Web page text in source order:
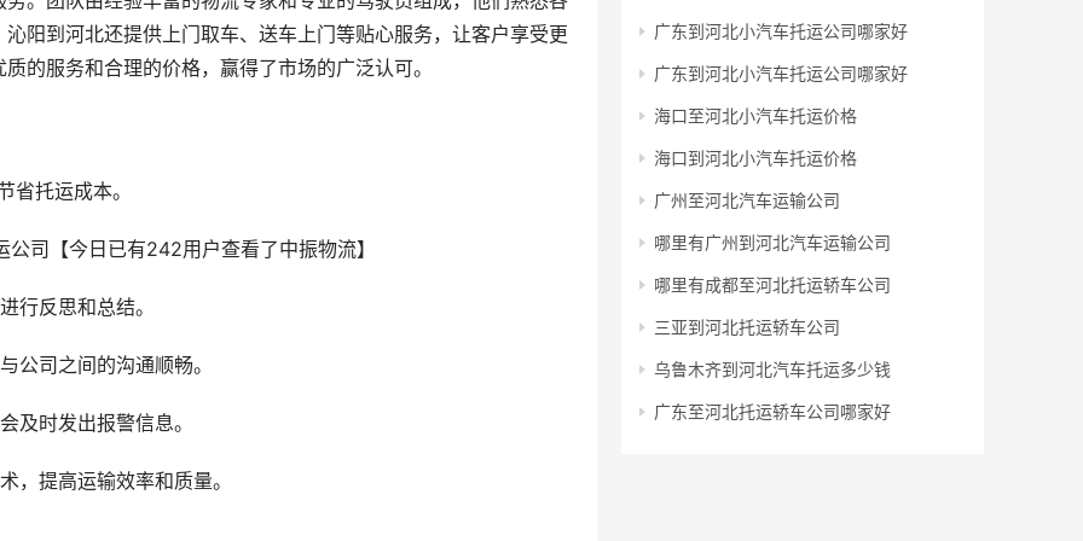
阳到河北还提供上门取车、送车上门等贴心服务，让客户享受更
的服务和合理的价格，赢得了市场的广泛认可。
省托运成本。
行反思和总结。
公司之间的沟通顺畅。
及时发出报警信息。
，提高运输效率和质量。
广东到河北小汽车托运公司哪家好
广东到河北小汽车托运公司哪家好
海口至河北小汽车托运价格
海口到河北小汽车托运价格
广州至河北汽车运输公司
哪里有广州到河北汽车运输公司
哪里有成都至河北托运轿车公司
三亚到河北托运轿车公司
乌鲁木齐到河北汽车托运多少钱
广东至河北托运轿车公司哪家好